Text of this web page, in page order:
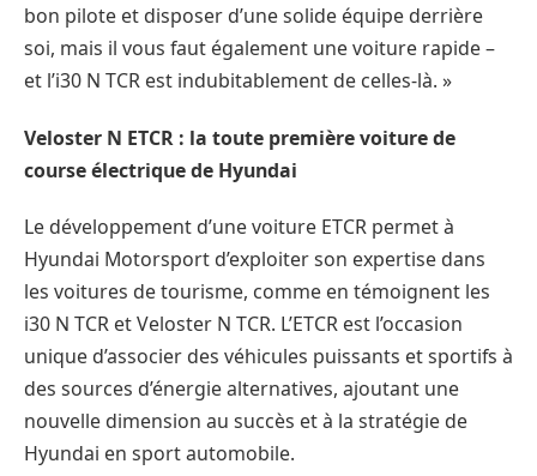
bon pilote et disposer d’une solide équipe derrière
soi, mais il vous faut également une voiture rapide –
et l’i30 N TCR est indubitablement de celles-là. »
Veloster N ETCR : la toute première voiture de
course électrique de Hyundai
Le développement d’une voiture ETCR permet à
Hyundai Motorsport d’exploiter son expertise dans
les voitures de tourisme, comme en témoignent les
i30 N TCR et Veloster N TCR. L’ETCR est l’occasion
unique d’associer des véhicules puissants et sportifs à
des sources d’énergie alternatives, ajoutant une
nouvelle dimension au succès et à la stratégie de
Hyundai en sport automobile.